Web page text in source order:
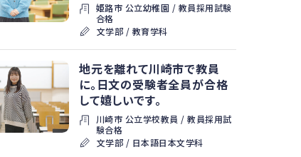
姫路市 公立幼稚園 / 教員採用試験
合格
文学部 / 教育学科
川崎市 公立学校教員 / 教員採用試
験合格
文学部 / 日本語日本文学科
地元を離れて川崎市で教員
に。日文の受験者全員が合格
して嬉しいです。